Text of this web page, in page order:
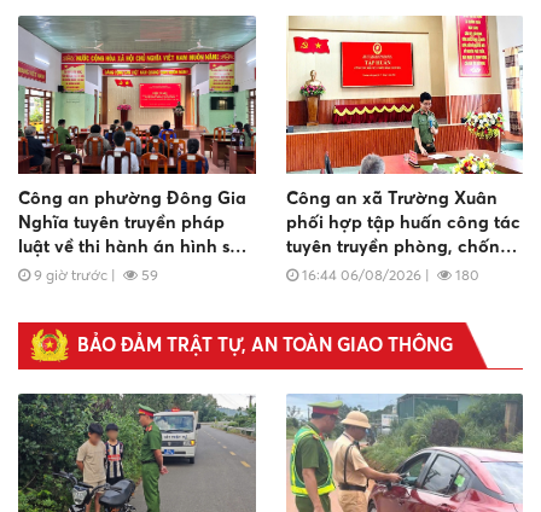
Công an phường Đông Gia
Nghĩa tuyên truyền pháp
luật về thi hành án hình sự
tại cộng đồng
9 giờ trước | 59
Công an xã Trường Xuân
phối hợp tập huấn công tác
tuyên truyền phòng, chống
lừa đảo trực tuyến và đấu
xấu độc trên không gian
mạng
16:44 06/08/2026| 180
BẢO ĐẢM TRẬT TỰ, AN TOÀN GIAO THÔNG